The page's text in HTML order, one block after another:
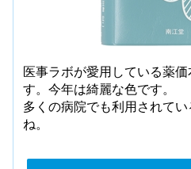
医事ラボが愛用している薬
す。今年は綺麗な色です。
多くの病院でも利用されて
ね。